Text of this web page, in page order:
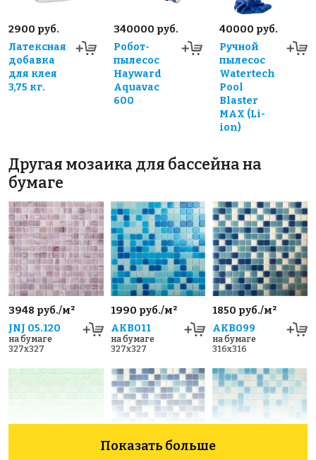
2900 руб.
Латексная
добавка
для клея
3,75 кг.
340000 руб.
Робот-
пылесос
Hayward
Aquavac
600
40000 руб.
Ручной
пылесос
Watertech
Pool
Blaster
MAX (Li-
ion)
Другая мозаика для бассейна на
бумаге
3948 руб./м²
JNJ 05.120
на бумаге
327x327
1990 руб./м²
AKB011
на бумаге
327x327
1850 руб./м²
AKB099
на бумаге
316x316
Показать больше